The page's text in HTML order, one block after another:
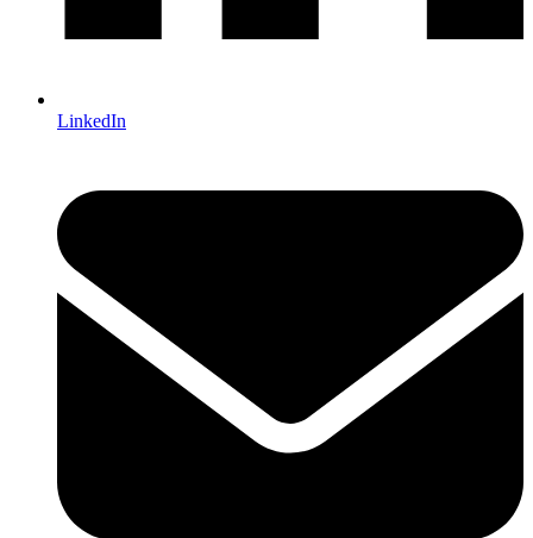
LinkedIn